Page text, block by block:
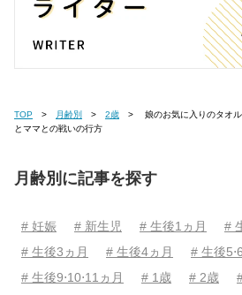
TOP 月齢別 2歳
とママとの戦いの行方
月齢別に記事を探す
# 妊娠 # 新生児 # 生後1ヵ月
#
# 生後3ヵ月
# 生後4ヵ月 # 生後
# 生後9⋅10⋅11ヵ月
# 1歳 # 2歳